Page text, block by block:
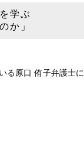
学ぶ
か」
る原口 侑子弁護士